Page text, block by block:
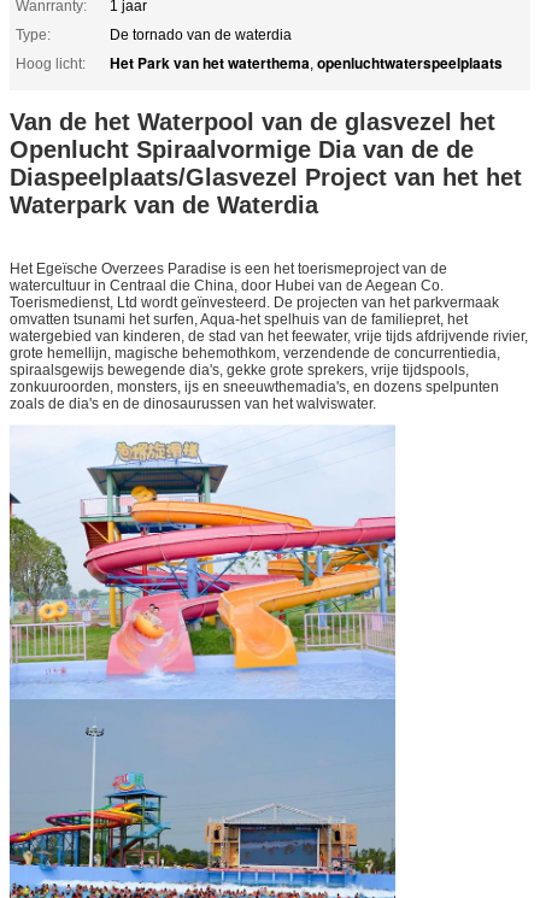
Wanrranty:
1 jaar
Type:
De tornado van de waterdia
Hoog licht:
Het Park van het waterthema, openluchtwaterspeelplaats
Van de het Waterpool van de glasvezel het
Openlucht Spiraalvormige Dia van de de
Diaspeelplaats/Glasvezel Project van het het
Waterpark van de Waterdia
Het Egeïsche Overzees Paradise is een het toerismeproject van de
watercultuur in Centraal die China, door Hubei van de Aegean Co.
Toerismedienst, Ltd wordt geïnvesteerd. De projecten van het parkvermaak
omvatten tsunami het surfen, Aqua-het spelhuis van de familiepret, het
watergebied van kinderen, de stad van het feewater, vrije tijds afdrijvende rivier,
grote hemellijn, magische behemothkom, verzendende de concurrentiedia,
spiraalsgewijs bewegende dia's, gekke grote sprekers, vrije tijdspools,
zonkuuroorden, monsters, ijs en sneeuwthemadia's, en dozens spelpunten
zoals de dia's en de dinosaurussen van het walviswater.